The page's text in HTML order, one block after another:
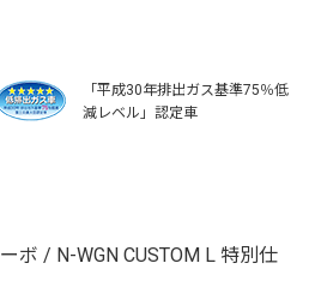
「平成30年排出ガス基準75％低
減レベル」認定車
ボ / N-WGN CUSTOM L 特別仕